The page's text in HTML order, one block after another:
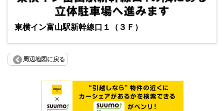
東横イン富山駅新幹線口１（３Ｆ）
周辺地図に戻る